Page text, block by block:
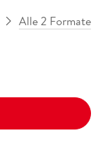
Alle 2 Formate